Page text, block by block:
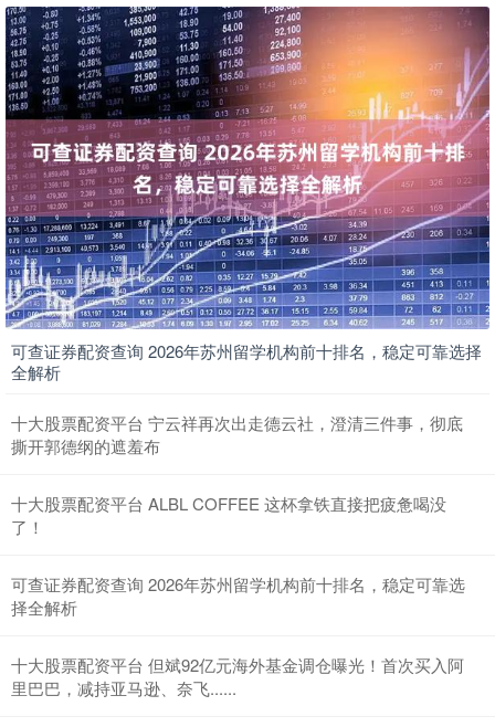
可查证券配资查询 2026年苏州留学机构前十排名，稳定可靠选择
全解析
十大股票配资平台 宁云祥再次出走德云社，澄清三件事，彻底
撕开郭德纲的遮羞布
十大股票配资平台 ALBL COFFEE 这杯拿铁直接把疲惫喝没
了！
可查证券配资查询 2026年苏州留学机构前十排名，稳定可靠选
择全解析
十大股票配资平台 但斌92亿元海外基金调仓曝光！首次买入阿
里巴巴，减持亚马逊、奈飞......